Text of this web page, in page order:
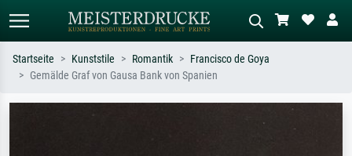
Wiese, Abstrakt mit viel Rot, Dunkles
Startseite Kunststile Romantik
Francisco de Goya
Gemälde Graf von Gausa Bank von Spanien